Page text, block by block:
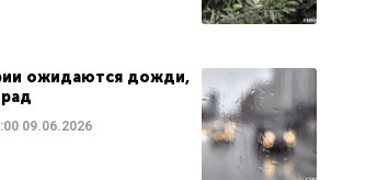
ожидаются дожди,
09.06.2026